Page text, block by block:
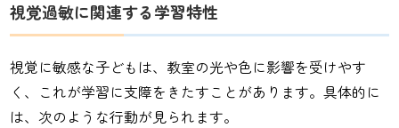
視覚過敏に関連する学習特性
視覚に敏感な子どもは、教室の光や色に影響を受けやす
く、これが学習に支障をきたすことがあります。具体的に
は、次のような行動が見られます。